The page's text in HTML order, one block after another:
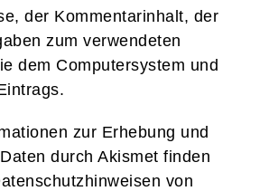
der Kommentarinhalt, der
zum verwendeten
dem Computersystem und
zur Erhebung und
durch Akismet finden
von